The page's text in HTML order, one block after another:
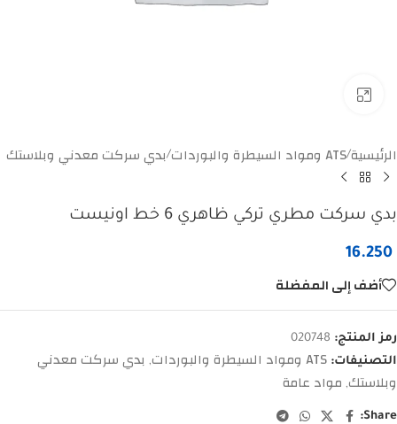
الرئيسية/ATS ومواد السيطرة والبوردات /بدي سركت معدني وبلاستك
بدي سركت مطري تركي ظاهري 6 خط اونيست
16.250
أضف إلى المفضلة
رمز المنتج: 020748
التصنيفات: ATS ومواد السيطرة والبوردات , بدي سركت معدني
وبلاستك, مواد عامة
Share: